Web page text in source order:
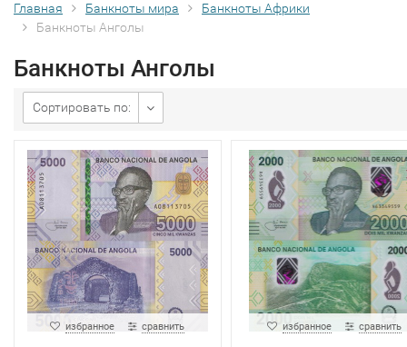
Главная Банкноты мира
Банкноты Африки
Банкноты Анголы
Банкноты Анголы
Сортировать по:
избранное сравнить избранное сравнить